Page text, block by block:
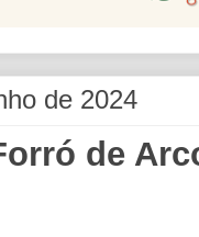
de 2024
de